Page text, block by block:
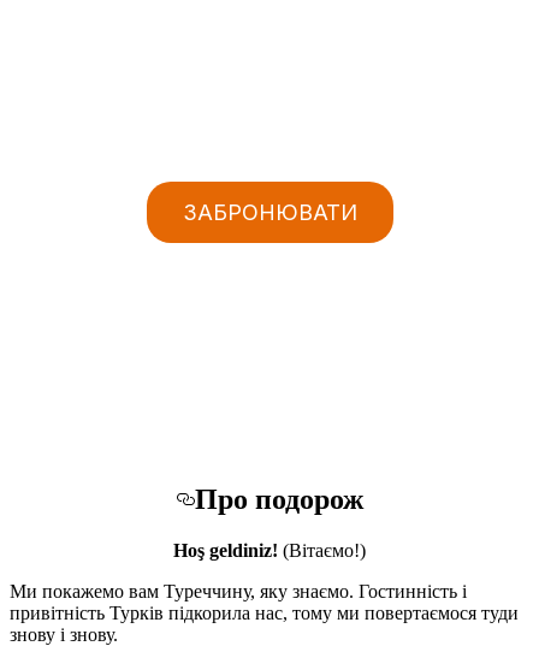
ЗАБРОНЮВАТИ
Про подорож
Hoş geldiniz! (Вітаємо!)
Ми покажемо вам Туреччину, яку знаємо. Гостинність і
привітність Турків підкорила нас, тому ми повертаємося туди
знову і знову.